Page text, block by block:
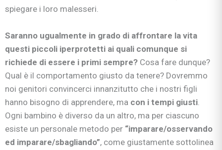
spiegare i loro malesseri.
Saranno ugualmente in grado di affrontare la vita
questi piccoli iperprotetti ai quali comunque si
richiede di essere i primi sempre? Cosa fare dunque?
Qual è il comportamento giusto da tenere? Dovremmo
noi genitori convincerci innanzitutto che i nostri figli
hanno bisogno di apprendere, ma con i tempi giusti.
Ogni bambino è diverso da un altro, ma per ciascuno
esiste un personale metodo per “imparare/osservando
ed imparare/sbagliando”, come giustamente sottolinea